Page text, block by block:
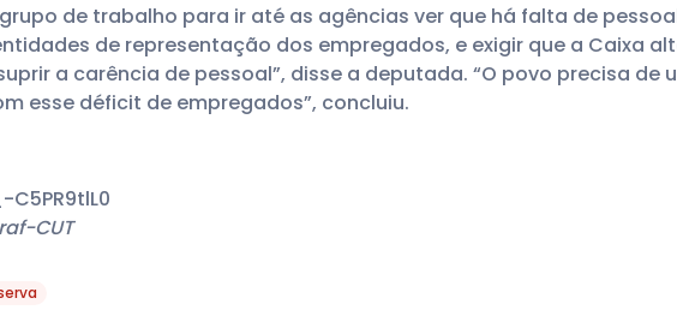
de trabalho para ir até as agências ver que há falta de
de representação dos empregados, e exigir que a Caixa
a carência de pessoal”, disse a deputada. “O povo precisa de
esse déficit de empregados”, concluiu.
CUT